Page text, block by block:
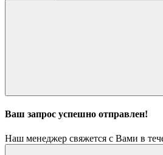
Ваш запрос успешно отправлен!
Наш менеджер свяжется с Вами в